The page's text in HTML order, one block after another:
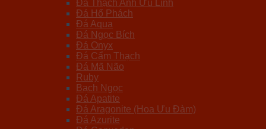
Đá Thạch Anh Ưu Linh
Đá Hổ Phách
Đá Aqua
Đá Ngọc Bích
Đá Onyx
Đá Cẩm Thạch
Đá Mã Não
Ruby
Bạch Ngọc
Đá Apatite
Đá Aragonite (Hoa Ưu Đàm)
Đá Azurite